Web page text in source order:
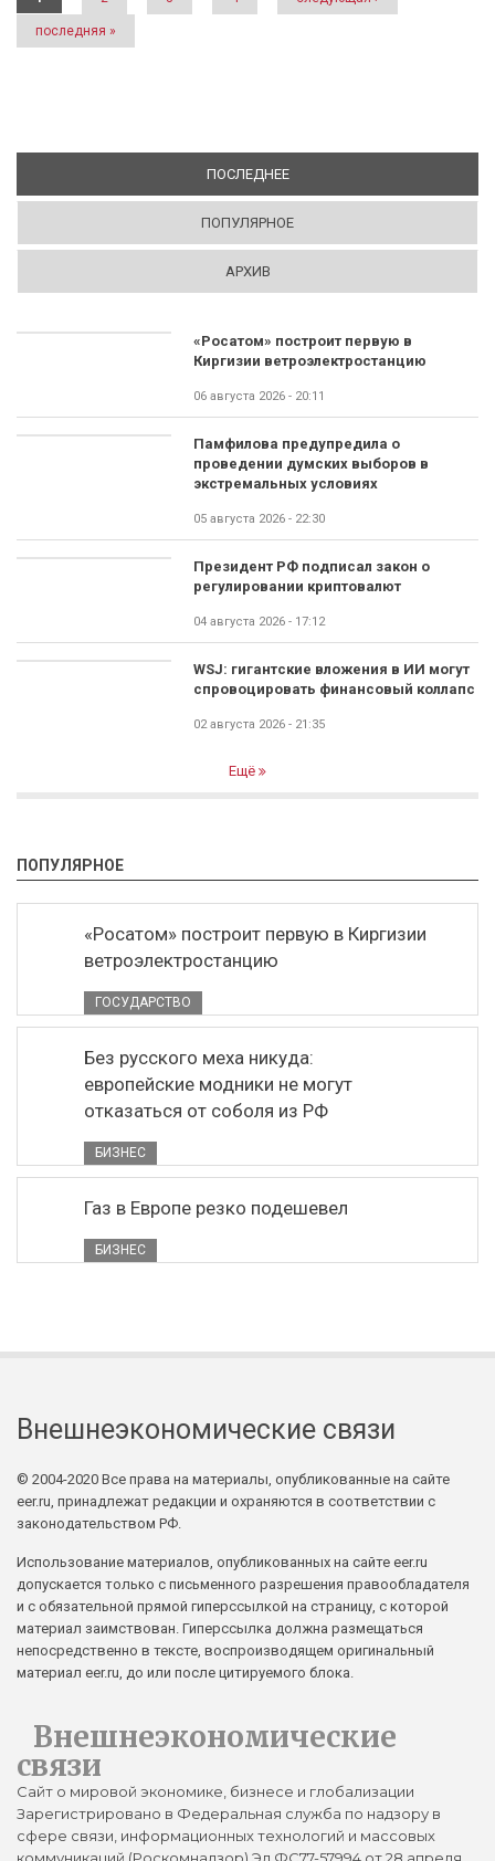
последняя »
ПОСЛЕДНЕЕ(АКТИВНАЯ ВКЛАДКА)
ПОПУЛЯРНОЕ
АРХИВ
«Росатом» построит первую в
Киргизии ветроэлектростанцию
06 августа 2026 - 20:11
Памфилова предупредила о
проведении думских выборов в
экстремальных условиях
05 августа 2026 - 22:30
Президент РФ подписал закон о
регулировании криптовалют
04 августа 2026 - 17:12
WSJ: гигантские вложения в ИИ могут
спровоцировать финансовый коллапс
02 августа 2026 - 21:35
Ещё
ПОПУЛЯРНОЕ
«Росатом» построит первую в Киргизии
ветроэлектростанцию
ГОСУДАРСТВО
Без русского меха никуда:
европейские модники не могут
отказаться от соболя из РФ
БИЗНЕС
Газ в Европе резко подешевел
БИЗНЕС
Внешнеэкономические связи
© 2004-2020 Все права на материалы, опубликованные на сайте
eer.ru, принадлежат редакции и охраняются в соответствии с
законодательством РФ.
Использование материалов, опубликованных на сайте eer.ru
допускается только с письменного разрешения правообладателя
и с обязательной прямой гиперссылкой на страницу, с которой
материал заимствован. Гиперссылка должна размещаться
непосредственно в тексте, воспроизводящем оригинальный
материал eer.ru, до или после цитируемого блока.
Внешнеэкономические
связи
Сайт о мировой экономике, бизнесе и глобализации
Зарегистрировано в Федеральная служба по надзору в
сфере связи, информационных технологий и массовых